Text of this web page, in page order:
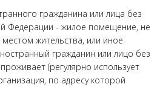
гражданина или лица без
Федерации - жилое помещение, не
жительства, или иное
гражданин или лицо без
(регулярно использует
по адресу которой